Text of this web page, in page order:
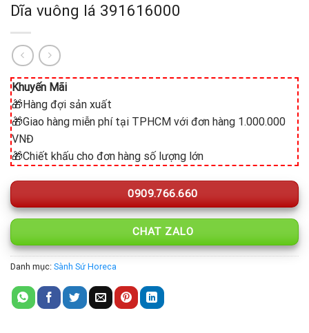
Dĩa vuông lá 391616000
Khuyến Mãi
🎁Hàng đợi sản xuất
🎁Giao hàng miễn phí tại TPHCM với đơn hàng 1.000.000
VNĐ
🎁Chiết khấu cho đơn hàng số lượng lớn
0909.766.660
CHAT ZALO
Danh mục: Sành Sứ Horeca